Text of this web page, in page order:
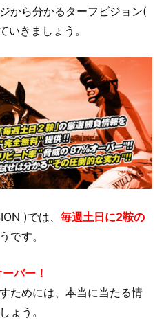
から分かるターフビジョン(
いきましょう。
)では、 毎週土日に2鞍の
です。
バー！
ためには、本当に当たる情
ょう。